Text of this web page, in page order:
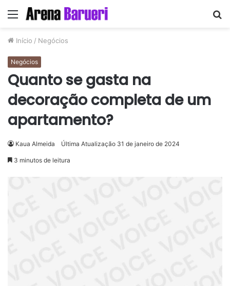
Menu
Início / Negócios
Negócios
Quanto se gasta na
decoração completa de um
apartamento?
Kaua Almeida Última Atualização 31 de janeiro de 2024
3 minutos de leitura